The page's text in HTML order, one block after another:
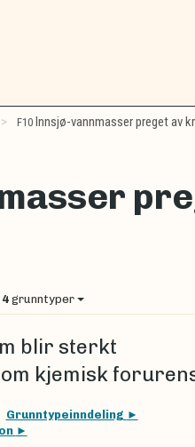
F10 Innsjø-vannmasser preget av
4 grunntyper
blir sterkt
kjemisk
Grunntypeinndeling